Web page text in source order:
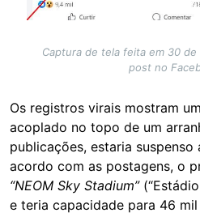
Captura de tela feita em 30
post no
Os registros virais mostram
acoplado no topo de um
publicações, estaria
acordo com as postagens, o
“NEOM Sky Stadium”
e teria capacidade para 46 mil